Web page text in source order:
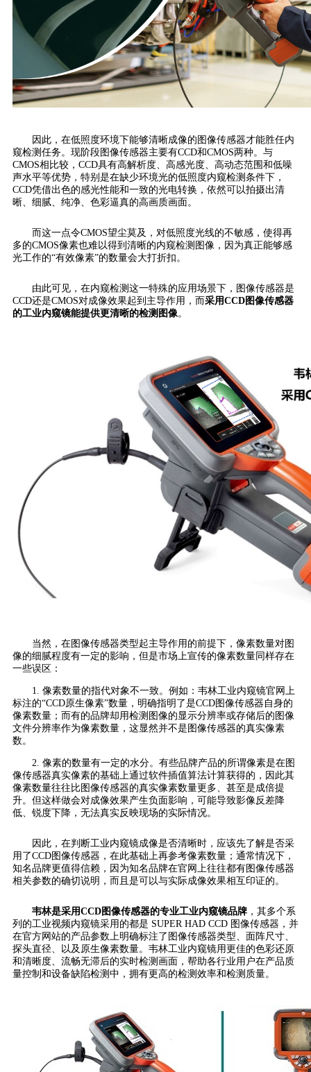
因此，在低照度环境下能够清晰成像的图像传感器才能胜任内
窥检测任务。现阶段图像传感器主要有CCD和CMOS两种。与
CMOS相比较，CCD具有高解析度、高感光度、高动态范围和低噪
声水平等优势，特别是在缺少环境光的低照度内窥检测条件下，
CCD凭借出色的感光性能和一致的光电转换，依然可以拍摄出清
晰、细腻、纯净、色彩逼真的高画质画面。
而这一点令CMOS望尘莫及，对低照度光线的不敏感，使得再
多的CMOS像素也难以得到清晰的内窥检测图像，因为真正能够感
光工作的“有效像素”的数量会大打折扣。
由此可见，在内窥检测这一特殊的应用场景下，图像传感器是
CCD还是CMOS对成像效果起到主导作用，而采用CCD图像传感器
的工业内窥镜能提供更清晰的检测图像。
当然，在图像传感器类型起主导作用的前提下，像素数量对图
像的细腻程度有一定的影响，但是市场上宣传的像素数量同样存在
一些误区：
1. 像素数量的指代对象不一致。例如：韦林工业内窥镜官网上
标注的“CCD原生像素”数量，明确指明了是CCD图像传感器自身的
像素数量；而有的品牌却用检测图像的显示分辨率或存储后的图像
文件分辨率作为像素数量，这显然并不是图像传感器的真实像素
数。
2. 像素的数量有一定的水分。有些品牌产品的所谓像素是在图
像传感器真实像素的基础上通过软件插值算法计算获得的，因此其
像素数量往往比图像传感器的真实像素数量更多、甚至是成倍提
升。但这样做会对成像效果产生负面影响，可能导致影像反差降
低、锐度下降，无法真实反映现场的实际情况。
因此，在判断工业内窥镜成像是否清晰时，应该先了解是否采
用了CCD图像传感器，在此基础上再参考像素数量；通常情况下，
知名品牌更值得信赖，因为知名品牌在官网上往往都有图像传感器
相关参数的确切说明，而且是可以与实际成像效果相互印证的。
韦林是采用CCD图像传感器的专业工业内窥镜品牌 ，其多个系
列的工业视频内窥镜采用的都是 SUPER HAD CCD 图像传感器，并
在官方网站的产品参数上明确标注了图像传感器类型、面阵尺寸、
探头直径、以及原生像素数量。韦林工业内窥镜用更佳的色彩还原
和清晰度、流畅无滞后的实时检测画面，帮助各行业用户在产品质
量控制和设备缺陷检测中，拥有更高的检测效率和检测质量。